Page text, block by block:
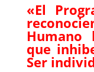
«El
Humano
que
Ser